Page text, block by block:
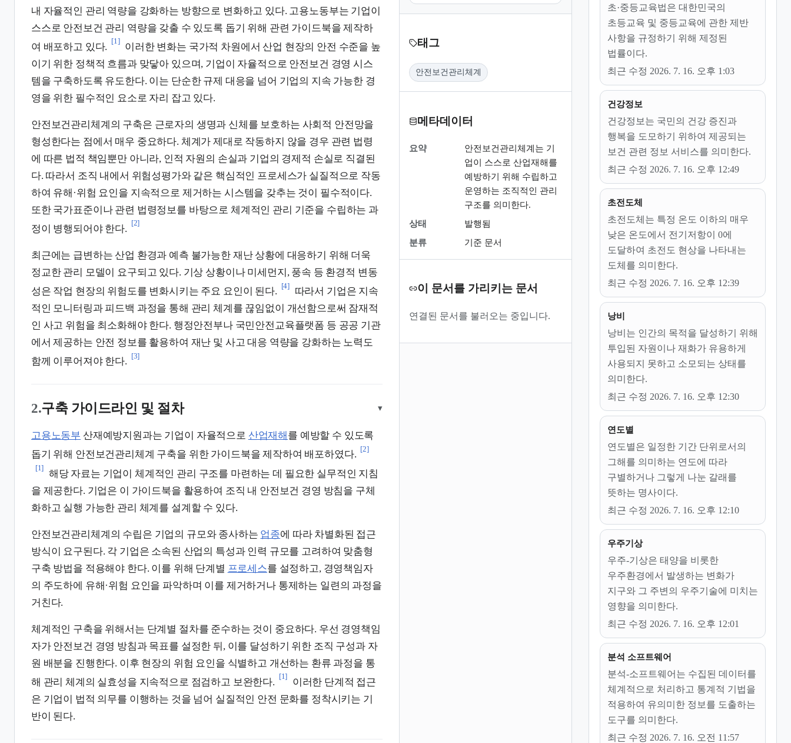
내 자율적인 관리 역량을 강화하는 방향으로 변화하고 있다. 고용노동부는 기업이
스스로 안전보건 관리 역량을 갖출 수 있도록 돕기 위해 관련 가이드북을 제작하
여 배포하고 있다.
[1]
이러한 변화는 국가적 차원에서 산업 현장의 안전 수준을 높
이기 위한 정책적 흐름과 맞닿아 있으며, 기업이 자율적으로 안전보건 경영 시스
템을 구축하도록 유도한다. 이는 단순한 규제 대응을 넘어 기업의 지속 가능한 경
영을 위한 필수적인 요소로 자리 잡고 있다.
안전보건관리체계의 구축은 근로자의 생명과 신체를 보호하는 사회적 안전망을
형성한다는 점에서 매우 중요하다. 체계가 제대로 작동하지 않을 경우 관련 법령
에 따른 법적 책임뿐만 아니라, 인적 자원의 손실과 기업의 경제적 손실로 직결된
다. 따라서 조직 내에서 위험성평가와 같은 핵심적인 프로세스가 실질적으로 작동
하여 유해·위험 요인을 지속적으로 제거하는 시스템을 갖추는 것이 필수적이다.
또한 국가표준이나 관련 법령정보를 바탕으로 체계적인 관리 기준을 수립하는 과
정이 병행되어야 한다.
[2]
최근에는 급변하는 산업 환경과 예측 불가능한 재난 상황에 대응하기 위해 더욱
정교한 관리 모델이 요구되고 있다. 기상 상황이나 미세먼지, 풍속 등 환경적 변동
성은 작업 현장의 위험도를 변화시키는 주요 요인이 된다.
[4]
따라서 기업은 지속
적인 모니터링과 피드백 과정을 통해 관리 체계를 끊임없이 개선함으로써 잠재적
인 사고 위험을 최소화해야 한다. 행정안전부나 국민안전교육플랫폼 등 공공 기관
에서 제공하는 안전 정보를 활용하여 재난 및 사고 대응 역량을 강화하는 노력도
함께 이루어져야 한다.
[3]
2.구축 가이드라인 및 절차 ▾
고용노동부 산재예방지원과는 기업이 자율적으로 산업재해 를 예방할 수 있도록
돕기 위해 안전보건관리체계 구축을 위한 가이드북을 제작하여 배포하였다.
[2]
[1]
해당 자료는 기업이 체계적인 관리 구조를 마련하는 데 필요한 실무적인 지침
을 제공한다. 기업은 이 가이드북을 활용하여 조직 내 안전보건 경영 방침을 구체
화하고 실행 가능한 관리 체계를 설계할 수 있다.
안전보건관리체계의 수립은 기업의 규모와 종사하는 업종에 따라 차별화된 접근
방식이 요구된다. 각 기업은 소속된 산업의 특성과 인력 규모를 고려하여 맞춤형
구축 방법을 적용해야 한다. 이를 위해 단계별 프로세스를 설정하고, 경영책임자
의 주도하에 유해·위험 요인을 파악하며 이를 제거하거나 통제하는 일련의 과정을
거친다.
체계적인 구축을 위해서는 단계별 절차를 준수하는 것이 중요하다. 우선 경영책임
자가 안전보건 경영 방침과 목표를 설정한 뒤, 이를 달성하기 위한 조직 구성과 자
원 배분을 진행한다. 이후 현장의 위험 요인을 식별하고 개선하는 환류 과정을 통
해 관리 체계의 실효성을 지속적으로 점검하고 보완한다.
[1]
이러한 단계적 접근
은 기업이 법적 의무를 이행하는 것을 넘어 실질적인 안전 문화를 정착시키는 기
반이 된다.
태그
안전보건관리체계
메타데이터
요약
안전보건관리체계는 기
업이 스스로 산업재해를
예방하기 위해 수립하고
운영하는 조직적인 관리
구조를 의미한다.
상태
발행됨
분류
기준 문서
이 문서를 가리키는 문서
연결된 문서를 불러오는 중입니다.
초·중등교육법은 대한민국의
초등교육 및 중등교육에 관한 제반
사항을 규정하기 위해 제정된
법률이다.
최근 수정 2026. 7. 16. 오후 1:03
건강정보
건강정보는 국민의 건강 증진과
행복을 도모하기 위하여 제공되는
보건 관련 정보 서비스를 의미한다.
최근 수정 2026. 7. 16. 오후 12:49
초전도체
초전도체는 특정 온도 이하의 매우
낮은 온도에서 전기저항이 0에
도달하여 초전도 현상을 나타내는
도체를 의미한다.
최근 수정 2026. 7. 16. 오후 12:39
낭비
낭비는 인간의 목적을 달성하기 위해
투입된 자원이나 재화가 유용하게
사용되지 못하고 소모되는 상태를
의미한다.
최근 수정 2026. 7. 16. 오후 12:30
연도별
연도별은 일정한 기간 단위로서의
그해를 의미하는 연도에 따라
구별하거나 그렇게 나눈 갈래를
뜻하는 명사이다.
최근 수정 2026. 7. 16. 오후 12:10
우주기상
우주-기상은 태양을 비롯한
우주환경에서 발생하는 변화가
지구와 그 주변의 우주기술에 미치는
영향을 의미한다.
최근 수정 2026. 7. 16. 오후 12:01
분석 소프트웨어
분석-소프트웨어는 수집된 데이터를
체계적으로 처리하고 통계적 기법을
적용하여 유의미한 정보를 도출하는
도구를 의미한다.
최근 수정 2026. 7. 16. 오전 11:57